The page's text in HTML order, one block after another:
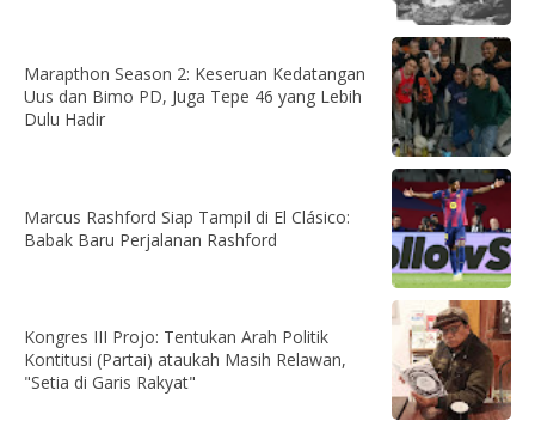
Marapthon Season 2: Keseruan Kedatangan
Uus dan Bimo PD, Juga Tepe 46 yang Lebih
Dulu Hadir
Marcus Rashford Siap Tampil di El Clásico:
Babak Baru Perjalanan Rashford
Kongres III Projo: Tentukan Arah Politik
Kontitusi (Partai) ataukah Masih Relawan,
"Setia di Garis Rakyat"